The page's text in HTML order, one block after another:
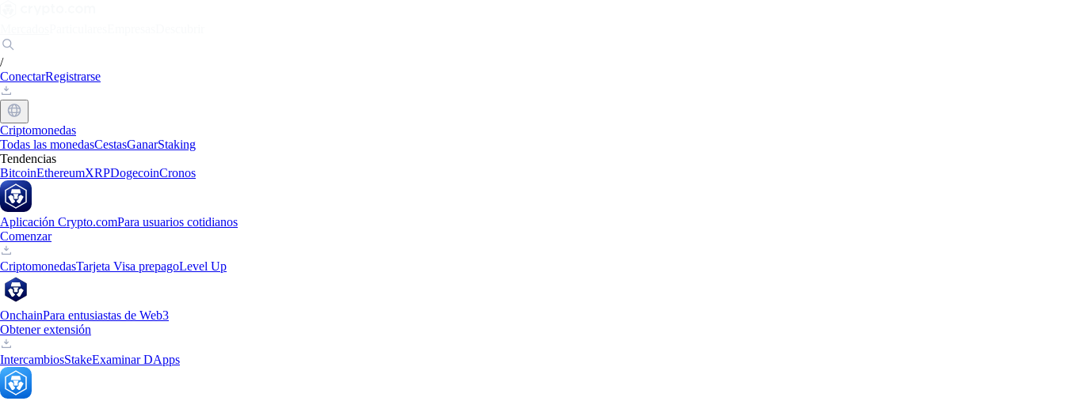
/
ConectarRegistrarse
Criptomonedas
Todas las monedasCestasGanarStaking
Tendencias
BitcoinEthereumXRPDogecoinCronos
Aplicación Crypto.comPara usuarios cotidianos
Comenzar
CriptomonedasTarjeta Visa prepagoLevel Up
OnchainPara entusiastas de Web3
Obtener extensión
IntercambiosStakeExaminar DApps